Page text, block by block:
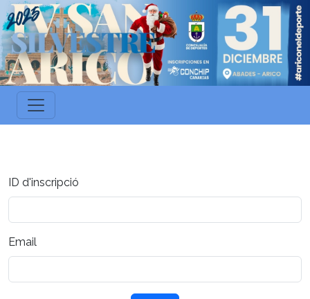
ID d'inscripció
Email